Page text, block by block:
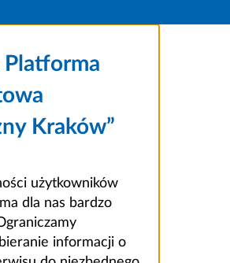
Platforma
Kraków”
użytkowników
dla nas bardzo
informacji o